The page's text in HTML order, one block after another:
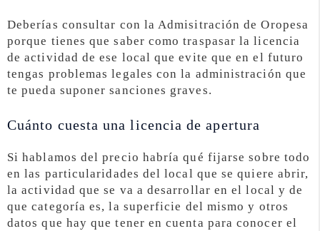
Deberías consultar con la Admisitración de Oropesa
porque tienes que saber como traspasar la licencia
de actividad de ese local que evite que en el futuro
tengas problemas legales con la administración que
te pueda suponer sanciones graves.
Cuánto cuesta una licencia de apertura
Si hablamos del precio habría qué fijarse sobre todo
en las particularidades del local que se quiere abrir,
la actividad que se va a desarrollar en el local y de
que categoría es, la superficie del mismo y otros
datos que hay que tener en cuenta para conocer el